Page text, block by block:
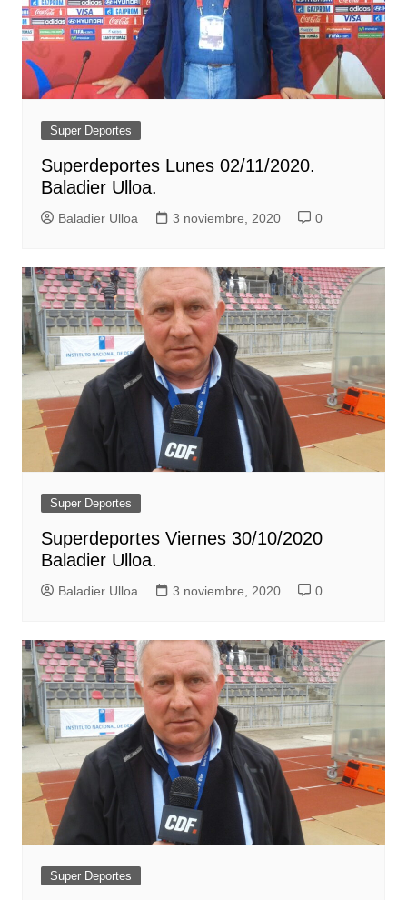
Super Deportes
Superdeportes Lunes 02/11/2020.
Baladier Ulloa.
Baladier Ulloa 3 noviembre, 2020 0
Super Deportes
Superdeportes Viernes 30/10/2020
Baladier Ulloa.
Baladier Ulloa 3 noviembre, 2020 0
Super Deportes